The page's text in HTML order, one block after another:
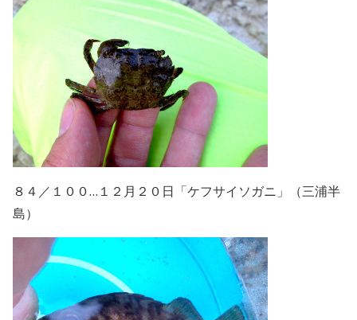
８４／１００…１２月２０日「ケフサイソガニ」（三浦半
島）